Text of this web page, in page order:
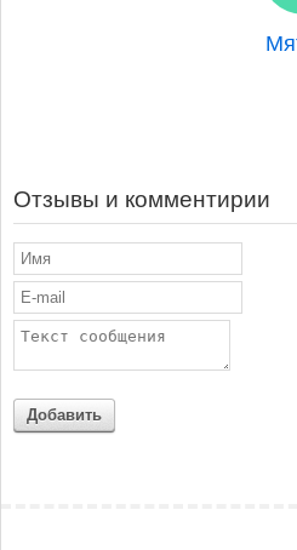
Отзывы и комментирии
Добавить